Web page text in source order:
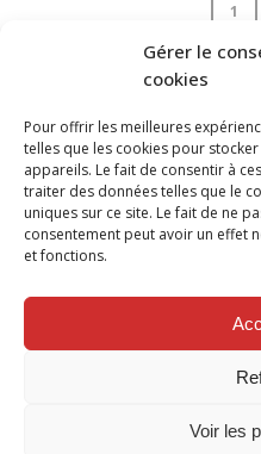
Gérer le
cookies
Pour offrir les meilleures
telles que les cookies pour
appareils. Le fait de consentir à
traiter des données telles que le
uniques sur ce site. Le fait de ne
consentement peut avoir un effet
et fonctions.
Voir les
1